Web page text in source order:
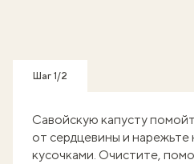
Шаг 1/2
Савойскую капусту
от сердцевины и
кусочками. Очистите,